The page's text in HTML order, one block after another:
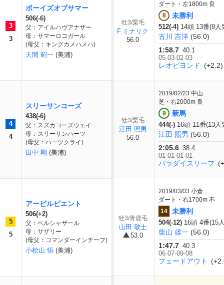
3
3
ボーイズオブサマー
506(-6)
父：アイルハヴアナザー
母：サマーロコガール
(母父：キングカメハメハ)
天間 昭一 (美浦)
4
4
スリーサンコーズ
438(-6)
父：スズカコーズウェイ
母：スリーサンハーツ
(母父：ハーツクライ)
田中 剛 (美浦)
5
5
アービルビエント
506(+2)
父：ベルシャザール
母：サザリー
(母父：コマンダーインチーフ)
小桧山 悟 (美浦)
牡3/栗毛
F.ミナリク
56.0
ダート・左1800m 良
8
未勝利
512(-4) 14頭 13番(8人
古川 吉洋 (56.0)
1:58.7 40.1
05-03-02-03
レオビヨンド (+2.2)
牡3/栗毛
江田 照男
56.0
2019/02/23 中山
芝・右2000m 良
9
新馬
444(-) 16頭 11番(13人
江田 照男 (56.0)
2:05.6 38.4
01-01-01-01
パラダイスリーフ
牡3/青鹿毛
山田 敬士
53.0
2019/03/03 小倉
ダート・右1700m 不
14
未勝利
504(-12) 16頭 4番(15
柴山 雄一 (56.0)
1:47.7 40.3
06-07-09-08
フェードアウト